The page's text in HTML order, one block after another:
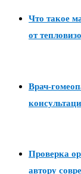
Что такое
от
Врач-
Проверка
автору